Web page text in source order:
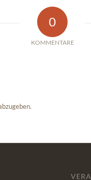
0
KOMMENTARE